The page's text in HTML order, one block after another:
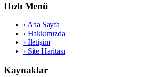
Hızlı Menü
› Ana Sayfa
› Hakkımızda
› İletişim
› Site Haritası
Kaynaklar